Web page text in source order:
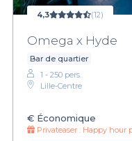
4,3 (12)
Omega x Hyde
Bar de quartier
1 - 250 pers.
Lille-Centre
€ Économique
Privateaser : Happy hour